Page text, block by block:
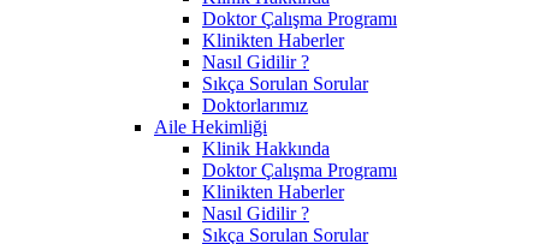
Doktor Çalışma Programı
Klinikten Haberler
Nasıl Gidilir ?
Sıkça Sorulan Sorular
Doktorlarımız
Aile Hekimliği
Klinik Hakkında
Doktor Çalışma Programı
Klinikten Haberler
Nasıl Gidilir ?
Sıkça Sorulan Sorular